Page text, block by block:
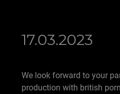
17.03.2023
We look forward to your
production with british